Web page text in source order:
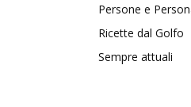
Persone e
Ricette dal Golfo
Sempre attuali